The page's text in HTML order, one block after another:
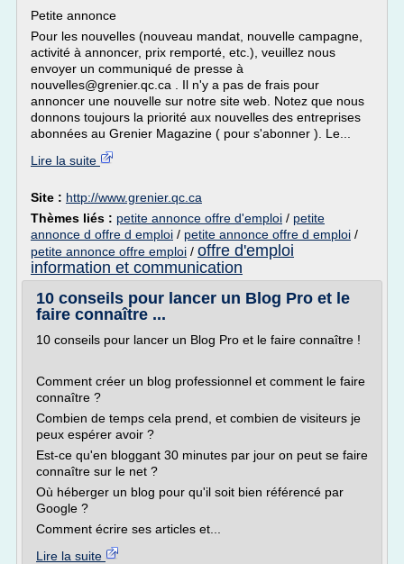
Petite annonce
Pour les nouvelles (nouveau mandat, nouvelle campagne,
activité à annoncer, prix remporté, etc.), veuillez nous
envoyer un communiqué de presse à
nouvelles@grenier.qc.ca . Il n'y a pas de frais pour
annoncer une nouvelle sur notre site web. Notez que nous
donnons toujours la priorité aux nouvelles des entreprises
abonnées au Grenier Magazine ( pour s'abonner ). Le...
Lire la suite
Site : http://www.grenier.qc.ca
Thèmes liés : petite annonce offre d'emploi / petite
annonce d offre d emploi / petite annonce offre d emploi /
petite annonce offre emploi / offre d'emploi
information et communication
10 conseils pour lancer un Blog Pro et le
faire connaître ...
10 conseils pour lancer un Blog Pro et le faire connaître !
Comment créer un blog professionnel et comment le faire
connaître ?
Combien de temps cela prend, et combien de visiteurs je
peux espérer avoir ?
Est-ce qu'en bloggant 30 minutes par jour on peut se faire
connaître sur le net ?
Où héberger un blog pour qu'il soit bien référencé par
Google ?
Comment écrire ses articles et...
Lire la suite